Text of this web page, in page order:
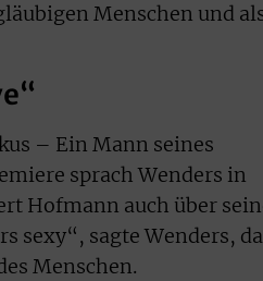
Menschen und
– Ein Mann seines
sprach Wenders in
Hofmann auch über
sexy“, sagte Wenders,
Menschen.